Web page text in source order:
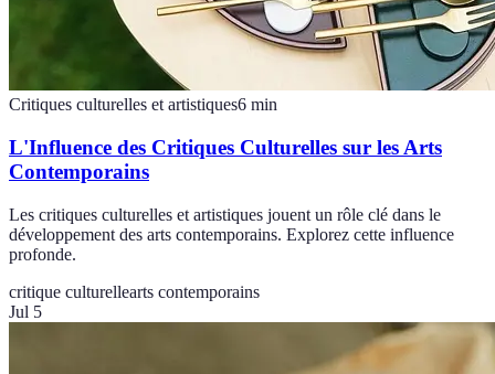
Critiques culturelles et artistiques6 min
L'Influence des Critiques Culturelles sur les Arts
Contemporains
Les critiques culturelles et artistiques jouent un rôle clé dans le
développement des arts contemporains. Explorez cette influence
profonde.
critique culturellearts contemporains
Jul 5